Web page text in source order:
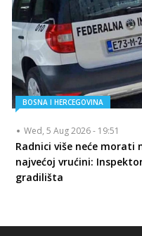
BOSNA I HERCEGOVINA
Wed, 5 Aug 2026 - 19:51
Radnici više neće morati
najvećoj vrućini:
gradilišta